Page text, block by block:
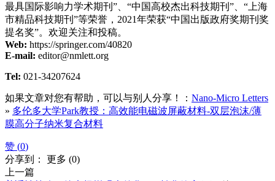
最具国际影响力学术期刊”、“中国高校杰出科技期刊”、“上海
市精品科技期刊”等荣誉，2021年荣获“中国出版政府奖期刊奖
提名奖”。欢迎关注和投稿。
Web: https://springer.com/40820
E-mail: editor@nmlett.org
Tel: 021-34207624
如果文章对您有帮助，可以与别人分享！： Nano-Micro Letters
» 多伦多大学Park教授：高效能电磁波屏蔽材料-双层泡沫/薄
膜高分子纳米复合材料
赞 (0)
分享到： 更多 (0)
上一篇